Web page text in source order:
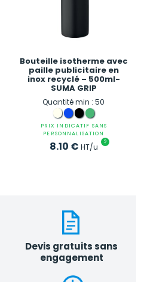
Bouteille isotherme avec
paille publicitaire en
inox recyclé – 500ml-
SUMA GRIP
Quantité min : 50
PRIX INDICATIF SANS
PERSONNALISATION
8.10 € HT/u ?
Devis gratuits sans
engagement